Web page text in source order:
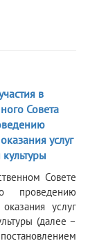
в
Совета
услуг
Совете
проведению
услуг
(далее –